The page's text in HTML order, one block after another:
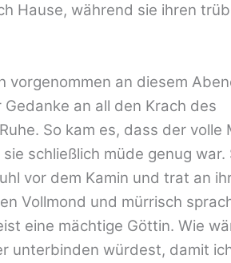
Hause, während sie ihren
vorgenommen an diesem
an all den Krach des
So kam es, dass der volle
schließlich müde genug war.
vor dem Kamin und trat an
Vollmond und mürrisch
eine mächtige Göttin. Wie
unterbinden würdest, damit